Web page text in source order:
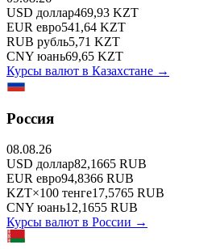
USD доллар469,93 KZT
EUR евро541,64 KZT
RUB рубль5,71 KZT
CNY юань69,65 KZT
Курсы валют в Казахстане →
Россия
08.08.26
USD доллар82,1665 RUB
EUR евро94,8366 RUB
KZT×100 тенге17,5765 RUB
CNY юань12,1655 RUB
Курсы валют в России →